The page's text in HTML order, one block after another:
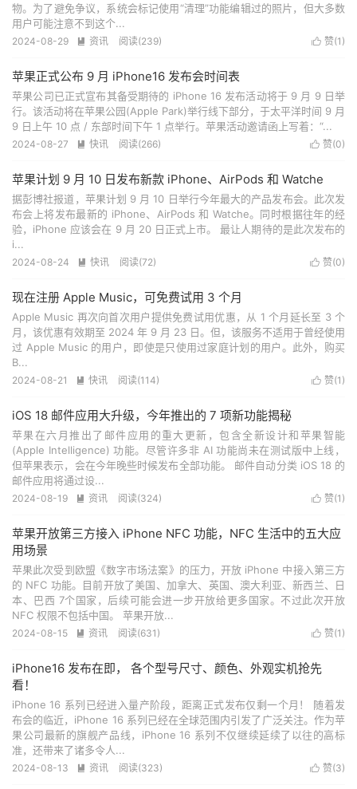
物。为了避免争议，系统会标记使用“清理”功能编辑过的照片，但大多数
用户可能注意不到这个...
 赞(1 )
2024-08-29  资讯 阅读(239)
苹果正式公布 9 月 iPhone16 发布会时间表
苹果公司已正式宣布其备受期待的 iPhone 16 发布活动将于 9 月 9 日举
行。该活动将在苹果公园(Apple Park)举行线下部分，于太平洋时间 9 月
9 日上午 10 点 / 东部时间下午 1 点举行。苹果活动邀请函上写着：“...
 赞(0)
2024-08-27  快讯 阅读(266)
苹果计划 9 月 10 日发布新款 iPhone、AirPods 和 Watche
据彭博社报道，苹果计划 9 月 10 日举行今年最大的产品发布会。此次发
布会上将发布最新的 iPhone、AirPods 和 Watche。同时根据往年的经
验，iPhone 应该会在 9 月 20 日正式上市。 最让人期待的是此次发布的
i...
 赞(0)
2024-08-24  快讯 阅读(72)
现在注册 Apple Music，可免费试用 3 个月
Apple Music 再次向首次用户提供免费试用优惠，从 1 个月延长至 3 个
月，该优惠有效期至 2024 年 9 月 23 日。但，该服务不适用于曾经使用
过 Apple Music 的用户，即使是只使用过家庭计划的用户。此外，购买
B...
 赞(1 )
2024-08-21  快讯 阅读(114)
iOS 18 邮件应用大升级，今年推出的 7 项新功能揭秘
苹果在六月推出了邮件应用的重大更新，包含全新设计和苹果智能
(Apple Intelligence) 功能。尽管许多非 AI 功能尚未在测试版中上线，
但苹果表示，会在今年晚些时候发布全部功能。 邮件自动分类 iOS 18 的
邮件应用将通过设...
 赞(1 )
2024-08-19  资讯 阅读(324)
苹果开放第三方接入 iPhone NFC 功能，NFC 生活中的五大应
用场景
苹果此次受到欧盟《数字市场法案》的压力，开放 iPhone 中接入第三方
的 NFC 功能。目前开放了美国、加拿大、英国、澳大利亚、新西兰、日
本、巴西 7个国家，后续可能会进一步开放给更多国家。不过此次开放
NFC 权限不包括中国。 苹果开放...
 赞(1 )
2024-08-15  资讯 阅读(631 )
iPhone16 发布在即， 各个型号尺寸、颜色、外观实机抢先
看！
iPhone 16 系列已经进入量产阶段，距离正式发布仅剩一个月！ 随着发
布会的临近，iPhone 16 系列已经在全球范围内引发了广泛关注。作为苹
果公司最新的旗舰产品线，iPhone 16 系列不仅继续延续了以往的高标
准，还带来了诸多令人...
 赞(3)
2024-08-13  资讯 阅读(323)